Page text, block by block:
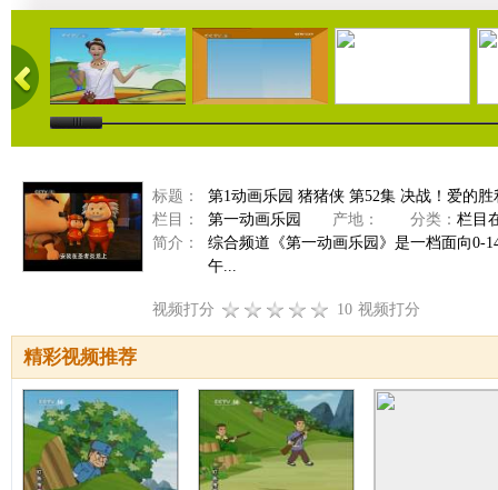
29:41 29:10 28:53
标题：
第1动画乐园 猪猪侠 第52集 决战！爱的胜
栏目：
第一动画乐园 产地： 分类： 栏目
简介：
综合频道《第一动画乐园》是一档面向0-
午...
视频打分 10 视频打分
精彩视频推荐